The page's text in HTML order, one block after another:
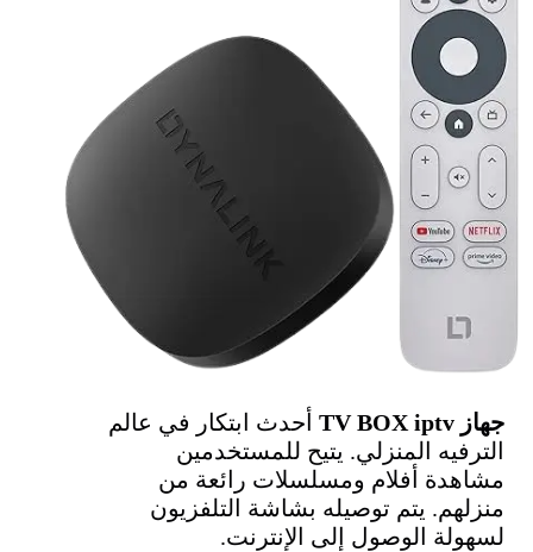
جهاز TV BOX iptv
أحدث ابتكار في عالم
الترفيه المنزلي. يتيح للمستخدمين
مشاهدة أفلام ومسلسلات رائعة من
منزلهم. يتم توصيله بشاشة التلفزيون
لسهولة الوصول إلى الإنترنت.